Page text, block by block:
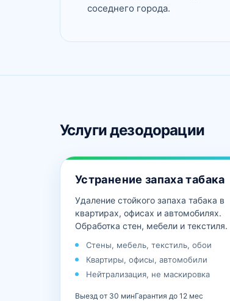
соседнего города.
Услуги дезодорации
Устранение запаха табака
Удаление стойкого запаха табака в
квартирах, офисах и автомобилях.
Обработка стен, мебели и текстиля.
Стены, мебель, текстиль, обои
Квартиры, офисы, автомобили
Нейтрализация, не маскировка
Выезд от 30 минГарантия до 12 мес